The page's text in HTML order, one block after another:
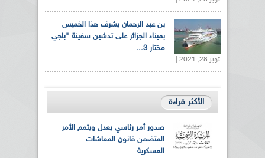
بن عبد الرحمان يشرف هذا الخميس
بميناء الجزائر على تدشين سفينة "باجي
مختار 3...
أكتوبر 28, 2021 |
الأكثر قراءة
صدور أمر رئاسي يعدل ويتمم الأمر
المتضمن قانون المعاشات
العسكرية